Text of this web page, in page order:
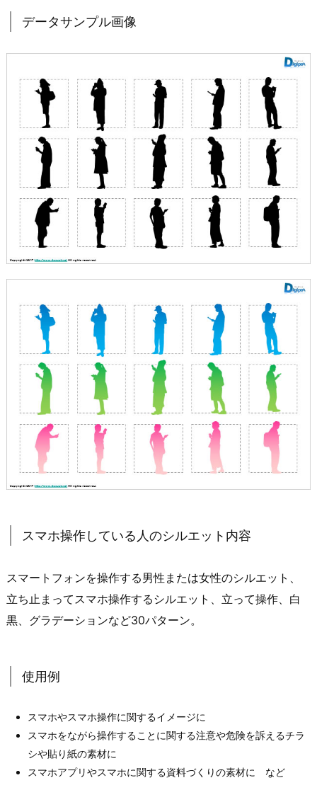
データサンプル画像
スマホ操作している人のシルエット内容
スマートフォンを操作する男性または女性のシルエット、
立ち止まってスマホ操作するシルエット、立って操作、白
黒、グラデーションなど30パターン。
使用例
スマホやスマホ操作に関するイメージに
スマホをながら操作することに関する注意や危険を訴えるチラ
シや貼り紙の素材に
スマホアプリやスマホに関する資料づくりの素材に など